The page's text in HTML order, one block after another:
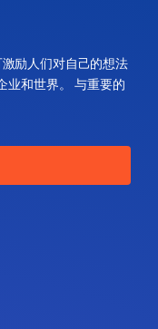
励人们对自己的想法
业和世界。 与重要的